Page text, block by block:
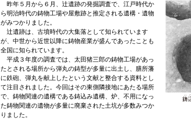
昨年５月から６月、辻遺跡の発掘調査で、江戸時代か
ら明治時代の鋳物工場や屋敷跡と推定される遺構・遺物
がみつかりました。
辻遺跡は、古墳時代の大集落として知られています
が、中世から近世以降に鋳物産業が盛んであったことも
全国に知られています。
平成３年度の調査では、太田猪三郎の鋳物工場があっ
たとされる場所から弾丸の鋳型が多量に出土し、膳所藩
に鉄砲、弾丸を献上したという文献と整合する資料とし
て注目されました。今回はその東側隣接地にあたる場所
で、鋳物関連の遺構である鋳込み遺構、炉、不用になっ
た鋳物関連の遺物が多量に廃棄された土坑が多数みつか
りました。